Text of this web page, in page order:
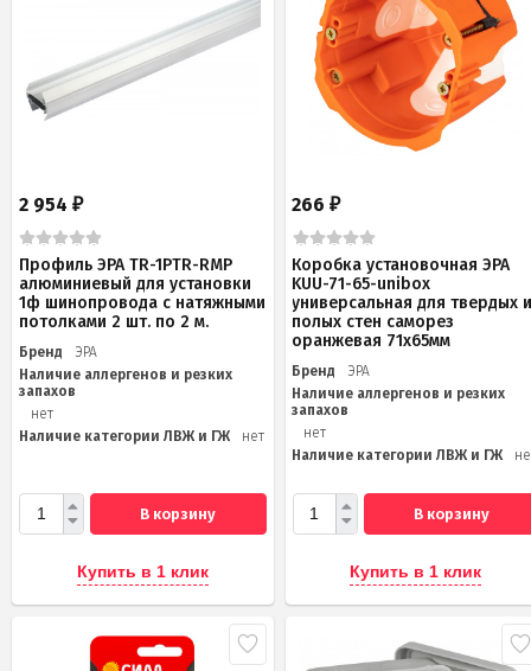
2 954 ₽
Профиль ЭРА TR-1PTR-RMP
алюминиевый для установки
1ф шинопровода с натяжными
потолками 2 шт. по 2 м.
Бренд
ЭРА
Наличие аллергенов и резких
запахов
нет
Наличие категории ЛВЖ и ГЖ
нет
В корзину
Купить в 1 клик
266₽
Коробка установочная ЭРА
KUU-71-65-unibox
универсальная для твердых
полых стен саморез
оранжевая 71х65мм
Бренд
ЭРА
Наличие аллергенов и резких
запахов
нет
Наличие категории ЛВЖ и ГЖ
В корзину
Купить в 1 клик